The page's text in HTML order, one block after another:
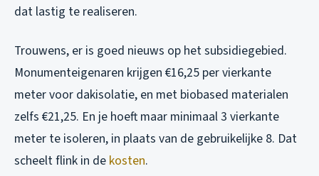
dat lastig te realiseren.
Trouwens, er is goed nieuws op het subsidiegebied.
Monumenteigenaren krijgen €16,25 per vierkante
meter voor dakisolatie, en met biobased materialen
zelfs €21,25. En je hoeft maar minimaal 3 vierkante
meter te isoleren, in plaats van de gebruikelijke 8. Dat
scheelt flink in de kosten.